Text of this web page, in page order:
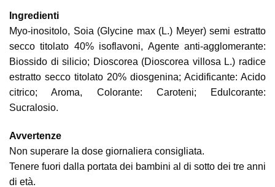
Ingredienti
Myo-inositolo, Soia (Glycine max (L.) Meyer) semi estratto
secco titolato 40% isoflavoni, Agente anti-agglomerante:
Biossido di silicio; Dioscorea (Dioscorea villosa L.) radice
estratto secco titolato 20% diosgenina; Acidificante: Acido
citrico; Aroma, Colorante: Caroteni; Edulcorante:
Sucralosio.
Avvertenze
Non superare la dose giornaliera consigliata.
Tenere fuori dalla portata dei bambini al di sotto dei tre anni
di età.